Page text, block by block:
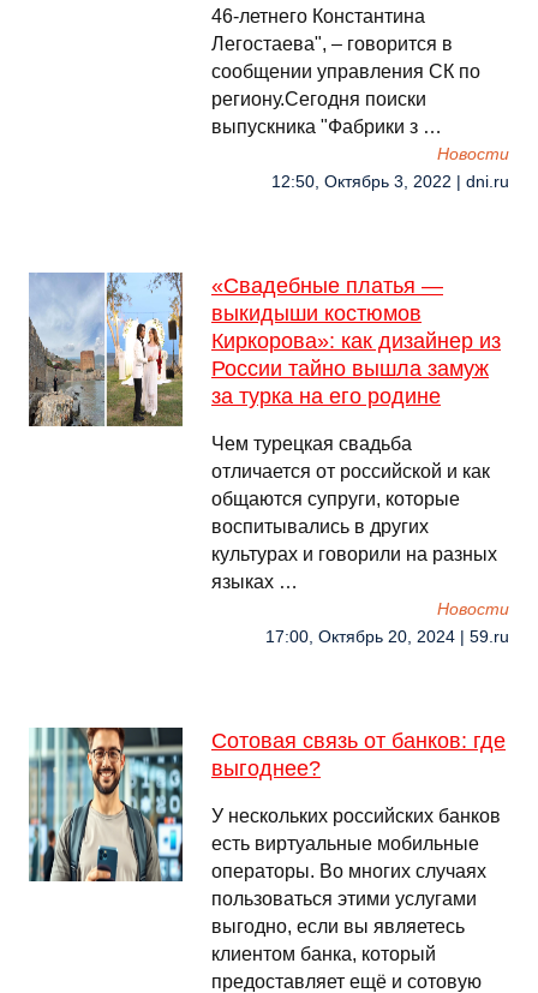
46-летнего Константина
Легостаева", – говорится в
сообщении управления СК по
региону.Сегодня поиски
выпускника "Фабрики з …
Новости
12:50, Октябрь 3, 2022 | dni.ru
«Свадебные платья —
выкидыши костюмов
Киркорова»: как дизайнер из
России тайно вышла замуж
за турка на его родине
Чем турецкая свадьба
отличается от российской и как
общаются супруги, которые
воспитывались в других
культурах и говорили на разных
языках …
Новости
17:00, Октябрь 20, 2024 | 59.ru
Сотовая связь от банков: где
выгоднее?
У нескольких российских банков
есть виртуальные мобильные
операторы. Во многих случаях
пользоваться этими услугами
выгодно, если вы являетесь
клиентом банка, который
предоставляет ещё и сотовую